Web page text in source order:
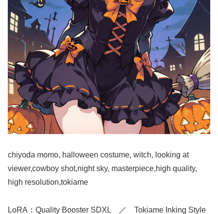
chiyoda momo, halloween costume, witch, looking at
viewer,cowboy shot,night sky, masterpiece,high quality,
high resolution,tokiame
LoRA：Quality Booster SDXL ／ Tokiame Inking Style